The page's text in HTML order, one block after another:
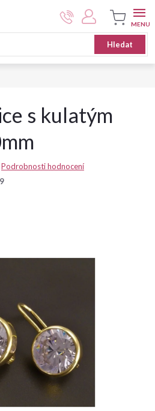
Hledat
Nákupní
košík
s kulatým
Podrobnosti hodnocení